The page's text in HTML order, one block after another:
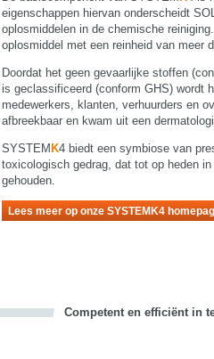
eigenschappen hiervan onderscheidt
oplosmiddelen in de chemische
oplosmiddel met een reinheid van meer
Doordat het geen gevaarlijke stoffen
is geclassificeerd (conform GHS) wordt
medewerkers, klanten, verhuurders en
afbreekbaar en kwam uit een
SYSTEM K4 biedt een symbiose van
toxicologisch gedrag, dat tot op heden
gehouden.
Lees meer op onze SYSTEMK4
Competent en efficiënt in